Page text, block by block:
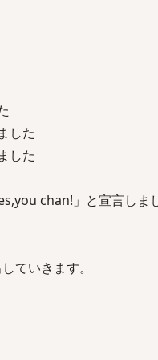
した
した
chan!」と宣言しま
ていきます。